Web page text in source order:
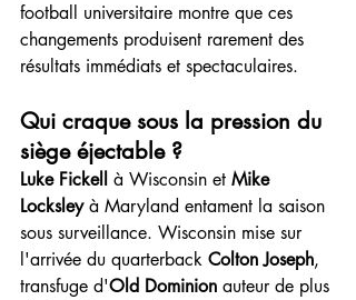
football universitaire montre que ces
changements produisent rarement des
résultats immédiats et spectaculaires.
Qui craque sous la pression du
siège éjectable ?
Luke Fickell à Wisconsin et Mike
Locksley à Maryland entament la saison
sous surveillance. Wisconsin mise sur
l'arrivée du quarterback Colton Joseph,
transfuge d'Old Dominion auteur de plus